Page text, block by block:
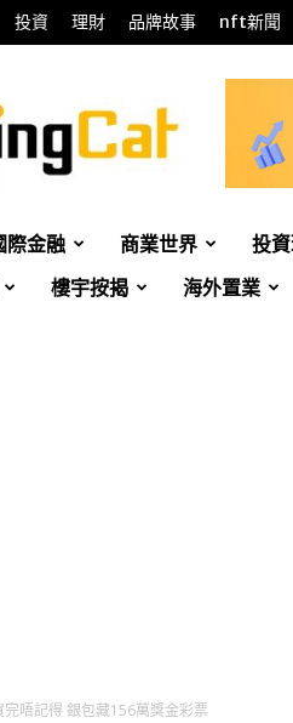
投資 理財 品牌故事 nft新聞
際金融 商業世界 投
樓宇按揭 海外置業
完唔記得 銀包藏156萬獎金彩票